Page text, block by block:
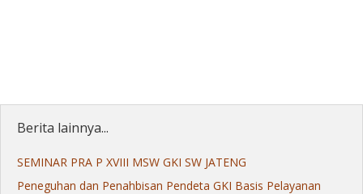
Berita lainnya...
SEMINAR PRA P XVIII MSW GKI SW JATENG
Peneguhan dan Penahbisan Pendeta GKI Basis Pelayanan